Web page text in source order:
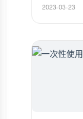
2023-03-23